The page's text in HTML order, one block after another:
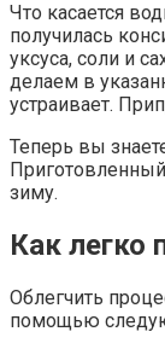
Что касается
получилась
уксуса, соли и
делаем в
устраивает.
Теперь вы
зиму.
Как легко
Облегчить
помощью